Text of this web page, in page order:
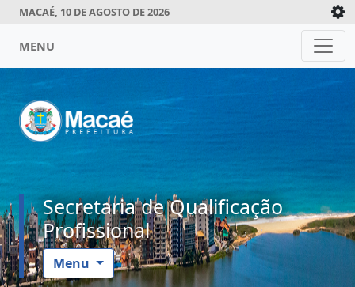
MACAÉ, 10 DE AGOSTO DE 2026
MENU
Secretaria de Qualificação
Profissional
Menu